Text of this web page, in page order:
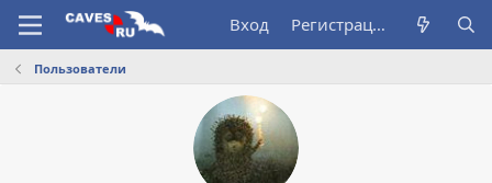
Вход Регистрация
Пользователи